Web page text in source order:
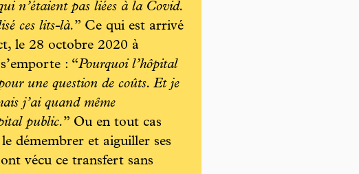
n’étaient pas liées à la Covid.
ces lits-là.” Ce qui est arrivé
le 28 octobre 2020 à
: “Pourquoi l’hôpital
une question de coûts. Et je
j’ai quand même
public.” Ou en tout cas
démembrer et aiguiller ses
vécu ce transfert sans